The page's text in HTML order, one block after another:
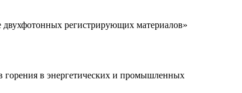
двухфотонных регистрирующих материалов»
горения в энергетических и промышленных